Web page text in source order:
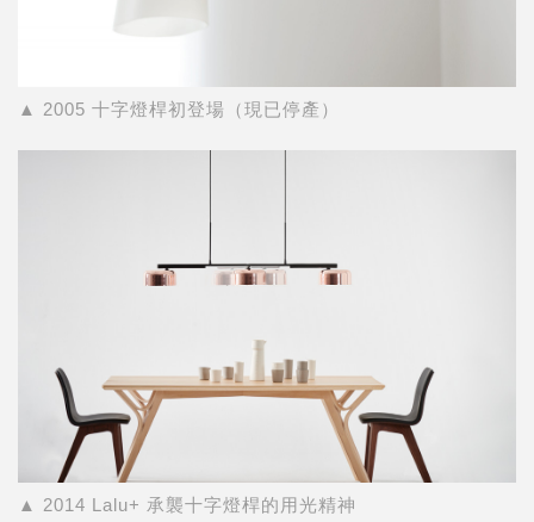
▲ 2005 十字燈桿初登場（現已停產）
▲ 2014 Lalu+ 承襲十字燈桿的用光精神